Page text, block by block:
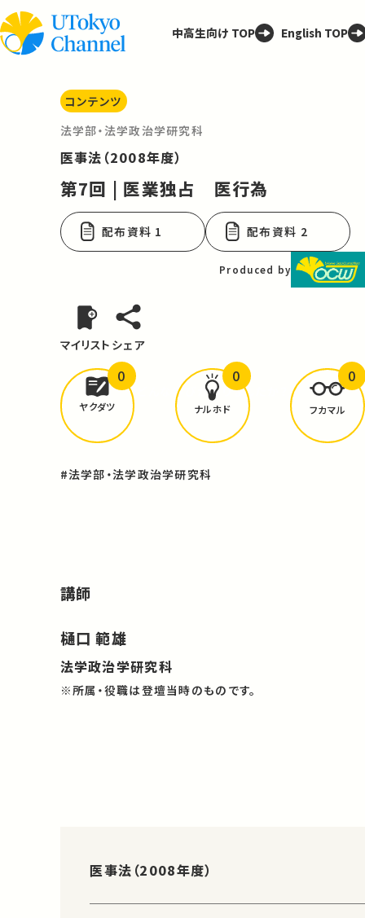
中高生向け TOP English TOP
コンテンツ
法学部・法学政治学研究科
医事法（2008年度）
第7回 | 医業独占 医行為
配布資料 1 配布資料 2
Produced by
マイリスト シェア
どんな学びがありましたか？
ヤクダツ
0
ナルホド
0
フカマル
0
#法学部・法学政治学研究科
講師
樋口 範雄
法学政治学研究科
※所属・役職は登壇当時のものです。
医事法（2008年度）